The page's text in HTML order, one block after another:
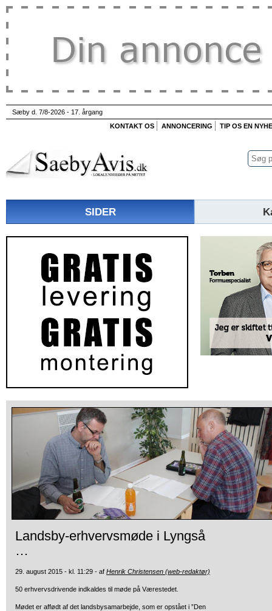
Sæby d. 7/8-2026 - 17. årgang
KONTAKT OS
ANNONCERING TIP OS EN
SIDER
Landsby-erhvervsmøde i Lyngså
…
29. august 2015 - kl. 11:29 - af Henrik Christensen (web-redaktør)
50 erhvervsdrivende indkaldes til møde på Værestedet.
Mødet er affødt af det landsbysamarbejde, som er opstået i ”Den